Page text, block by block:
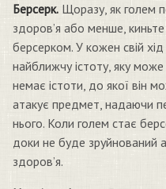
Берсерк. Щоразу, як голем
здоров’я або менше,
берсерком. У кожен свій
найближчу істоту, яку
немає істоти, до якої він
атакує предмет, надаючи
нього. Коли голем стає
доки не буде зруйнований
здоров’я.